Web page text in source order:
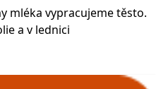
mléka vypracujeme těsto.
a v lednici